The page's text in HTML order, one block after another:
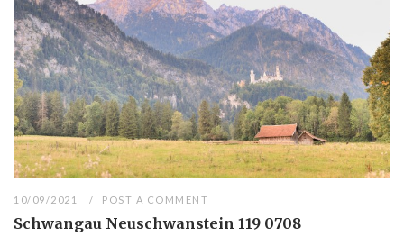
10/09/2021 POST A COMMENT
Schwangau Neuschwanstein 119 0708